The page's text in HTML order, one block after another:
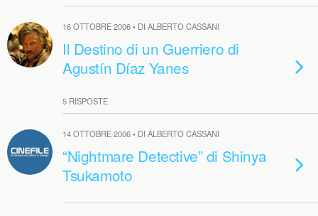
16 OTTOBRE 2006 • DI ALBERTO CASSANI
Il Destino di un Guerriero di
Agustín Díaz Yanes
5 RISPOSTE
14 OTTOBRE 2006 • DI ALBERTO CASSANI
“Nightmare Detective” di Shinya
Tsukamoto